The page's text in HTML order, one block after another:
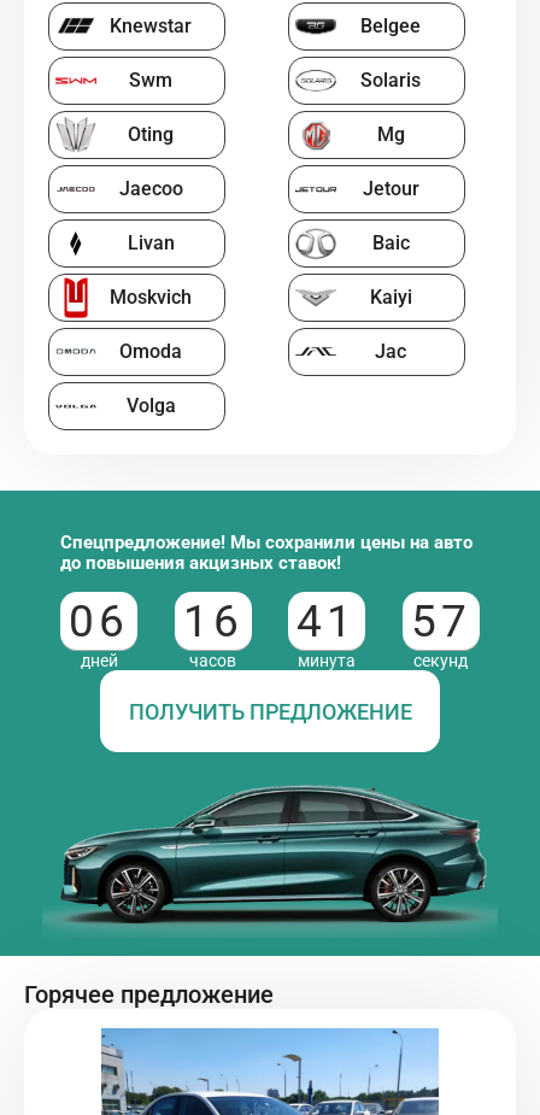
Knewstar Belgee
Swm Solaris
Oting Mg
Jaecoo Jetour
Livan Baic
Moskvich Kaiyi
Omoda Jac
Volga
Спецпредложение! Мы сохранили цены на авто
до повышения акцизных ставок!
06
дней
16
часов
41
минута
57
секунд
ПОЛУЧИТЬ ПРЕДЛОЖЕНИЕ
Горячее предложение